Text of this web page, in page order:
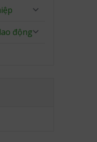
động